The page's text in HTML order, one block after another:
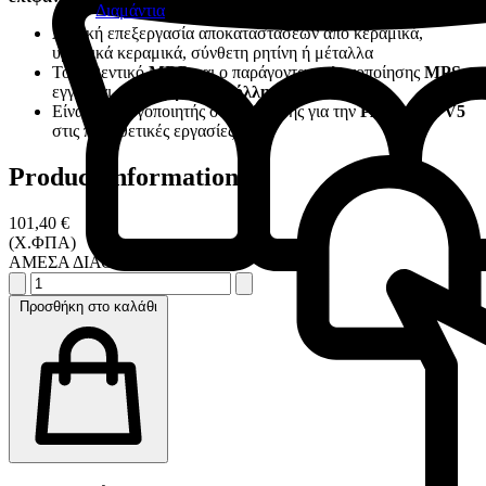
Διαμάντια
Αρχική επεξεργασία αποκαταστάσεων από κεραμικά,
υβριδικά κεραμικά, σύνθετη ρητίνη ή μέταλλα
Το αυθεντικόMDPκαι ο παράγοντας σιλανοποίησης MPS
εγγυάται μια
ισχυρή συγκόλληση
Είναι ο ενεργοποιητής συγκόλλησης για τηνPANAVIA V5
στις προσθετικές εργασίες
Product information
101,40 €
(Χ.ΦΠΑ)
ΑΜΕΣΑ ΔΙΑΘΕΣΙΜΟ
Προσθήκη στο καλάθι